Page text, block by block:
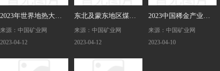
2023年世界地热大会
将于9月4日在北京开
来源：中国矿业网
2023-04-12
东北及蒙东地区煤炭
市场形势分析座谈会
来源：中国矿业网
2023-04-12
2023中国稀金产业创
新发展高峰论坛开幕
来源：中国矿业网
2023-04-10